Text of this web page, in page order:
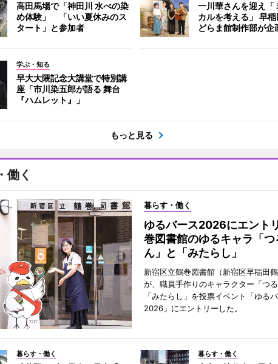
高田馬場で「神田川 水べの染
め体験」 「いい夏休みのス
タート」と参加者
一川華さんを迎え「
カルを考える」 早
どらま館制作部が企
学ぶ・知る
早大大隈記念大講堂で特別講
座「市川染五郎が語る 舞台
『ハムレット』」
もっと見る
働く
暮らす・働く
ゆるバース2026にエント
巻図書館のゆるキャラ「つ
ん」と「みたらし」
新宿区立鶴巻図書館（新宿区早稲田鶴
が、職員手作りのキャラクター「つ
「みたらし」を投票イベント「ゆる
2026」にエントリーした。
暮らす・働く 暮らす・働く